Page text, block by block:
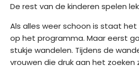
De rest van de kinderen spelen
Als alles weer schoon is staat het
op het programma. Maar eerst
stukje wandelen. Tijdens de
vrouwen die druk aan het zoeken